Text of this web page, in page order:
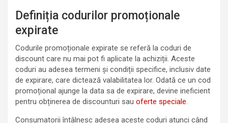
Definiția codurilor promoționale
expirate
Codurile promoționale expirate se referă la coduri de
discount care nu mai pot fi aplicate la achiziții. Aceste
coduri au adesea termeni și condiții specifice, inclusiv date
de expirare, care dictează valabilitatea lor. Odată ce un cod
promoțional ajunge la data sa de expirare, devine ineficient
pentru obținerea de discounturi sau oferte speciale.
Consumatorii întâlnesc adesea aceste coduri atunci când